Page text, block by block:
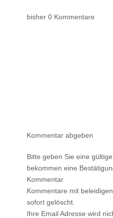
bisher 0 Kommentare
Kommentar abgeben
Bitte geben Sie eine
bekommen eine
Kommentar.
Kommentare mit
sofort gelöscht.
Ihre Email Adresse wird